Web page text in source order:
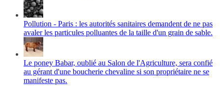
Pollution - Paris : les autorités sanitaires demandent de ne pas
avaler les particules polluantes de la taille d'un grain de sable.
Le poney Babar, oublié au Salon de l'Agriculture, sera confié
au gérant d'une boucherie chevaline si son propriétaire ne se
manifeste pas.